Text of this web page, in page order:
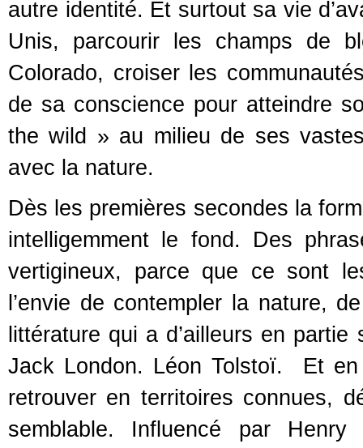
autre identité. Et surtout sa vie
Unis, parcourir les champs de
Colorado, croiser les
de sa conscience pour atteindre
the wild » au milieu de ses
avec la nature.
Dès les premières secondes la
intelligemment le fond. Des
vertigineux, parce que ce sont
l’envie de contempler la nature,
littérature qui a d’ailleurs en
Jack London. Léon Tolstoï. Et
retrouver en territoires connues,
semblable. Influencé par